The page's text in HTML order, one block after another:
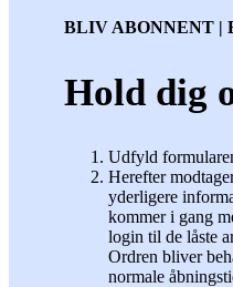
BLIV ABONNENT |
Hold dig
Udfyld
Herefter
yderligere
kommer i gang
login til de låste
Ordren bliver
normale